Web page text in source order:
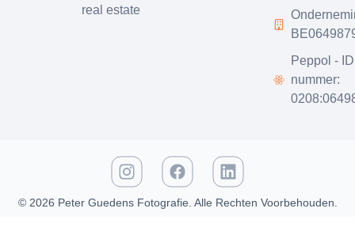
real estate
Peppol -
nummer:
© 2026 Peter Guedens Fotografie. Alle Rechten Voorbehouden.